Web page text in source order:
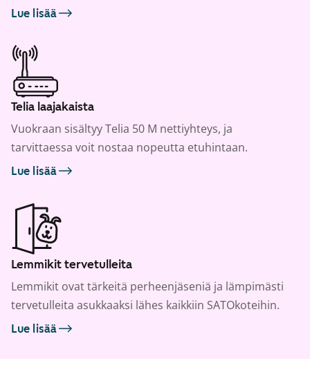
Lue lisää
Telia laajakaista
Vuokraan sisältyy Telia 50 M nettiyhteys, ja
tarvittaessa voit nostaa nopeutta etuhintaan.
Lue lisää
Lemmikit tervetulleita
Lemmikit ovat tärkeitä perheenjäseniä ja lämpimästi
tervetulleita asukkaaksi lähes kaikkiin SATOkoteihin.
Lue lisää